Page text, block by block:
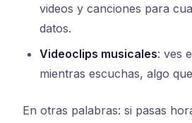
videos y canciones para
datos.
Videoclips musicales: ves
mientras escuchas, algo
En otras palabras: si pasas